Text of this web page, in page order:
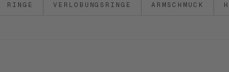
RINGE VERLOBUNGSRINGE ARMSCHMUCK